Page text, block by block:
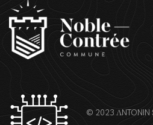
© 2023 ΛNTONIN